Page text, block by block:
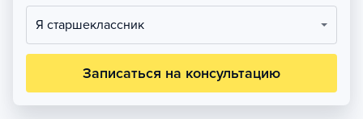
Я старшеклассник
Записаться на консультацию